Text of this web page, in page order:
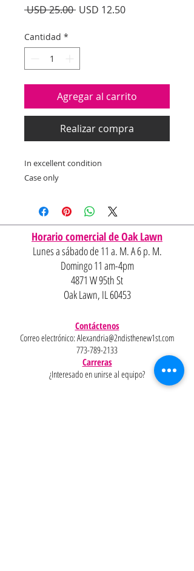
USD 25.00 Precio
USD 12.50Precio
Cantidad *
Agregar al carrito
Realizar compra
In excellent condition
Case only
Horario comercial de Oak Lawn
Lunes a sábado de 11 a. M. A 6 p. M.
Domingo 11 am-4pm
4871 W 95th St
Oak Lawn, IL 60453
Contáctenos
Correo electrónico: Alexandria@2ndisthenew1st.com
773-789-2133
Carreras
¿Interesado en unirse al equipo?